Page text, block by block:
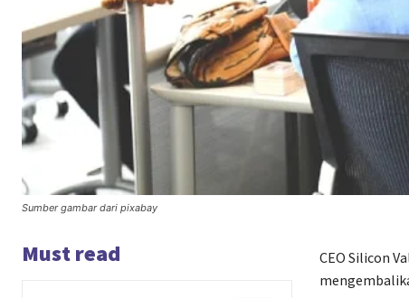
Sumber gambar dari pixabay
Must read
CEO Silicon